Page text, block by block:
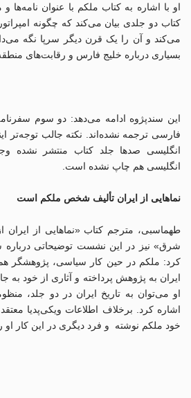
او با اشاره به کتاب ملکم با عنوان نامه‌ها و
کتاب دو جلدی بیان می‌کند که چگونه
می‌کند و آن را یک قرن دیگر سرپا نگه
بسیاری درباره خلیج فارس و رقابت‌های
این سندپژوه ادامه می‌دهد: دو سوم
فارسی ترجمه نشده‌اند. نکته جالب توجه‌تر
انگلیسی صدها جلد کتاب منتشر نشده
انگلیسی هم چاپ نشده‌ است.
نماهایی از ایران تألیف شخص ملکم است
طهماسبی، مترجم کتاب «نماهایی از ایران
شرق» نیز در این نشست توضیحاتی درباره
کرد: ملکم در حین کار سیاسی، پژوهشگر هم
ایران به پژوهش پرداخته و آثاری از خود به جا
او می‌توان به تاریخ ایران در دو جلد، منظومه
اشاره کرد. برخلاف اطلاعات ویکی‌پدیا معتقدم
خود ملکم نوشته و فرد دیگری در این کار او